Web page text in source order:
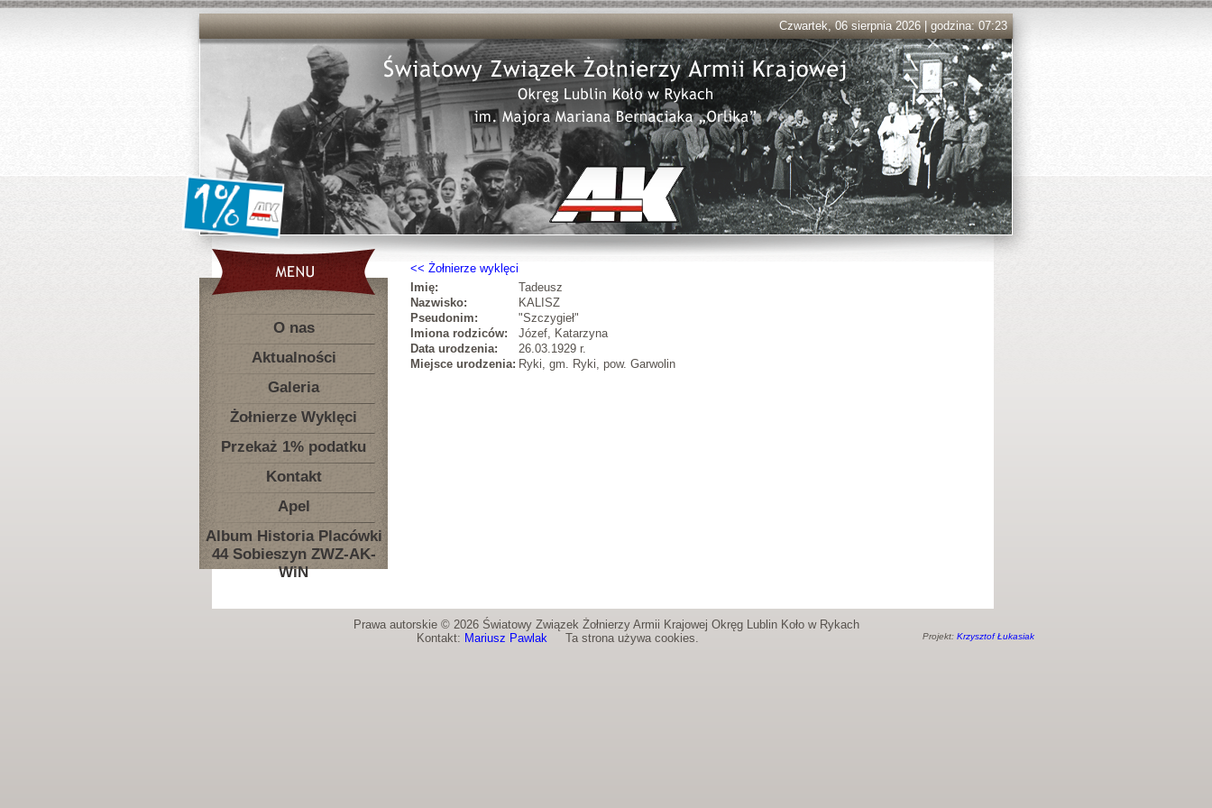
Czwartek, 06 sierpnia 2026 | godzina: 07:23
O nas
Aktualności
Galeria
Żołnierze Wyklęci
Przekaż 1% podatku
Kontakt
Apel
Album Historia Placówki
44 Sobieszyn ZWZ-AK-
WiN
Żołnierze wyklęci
Imię:
Tadeusz
Nazwisko:
KALISZ
Pseudonim:
"Szczygieł"
Imiona rodziców:
Józef, Katarzyna
Data urodzenia:
26.03.1929 r.
Miejsce urodzenia: Ryki, gm. Ryki, pow. Garwolin
Prawa autorskie © 2026 Światowy Związek Żołnierzy Armii Krajowej Okręg Lublin Koło w Rykach
Kontakt: Mariusz PawlakTa strona używa cookies. Projekt: Krzysztof Łukasiak